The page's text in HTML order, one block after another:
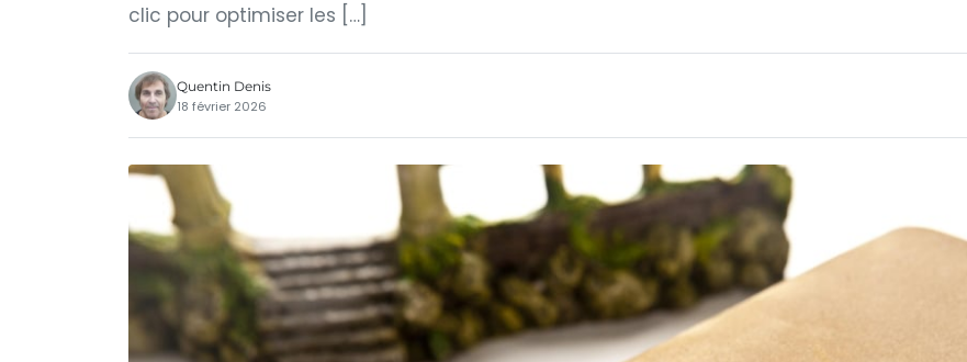
clic pour optimiser les […]
Quentin Denis
18 février 2026